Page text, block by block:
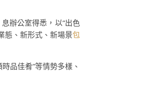
辦公室得悉，以“出色
態、新形式、新場景包
品佳肴”等情勢多樣、